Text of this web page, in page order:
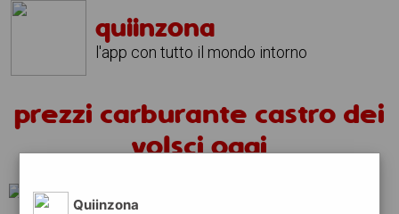
quiinzona
l'app con tutto il mondo intorno
prezzi carburante castro dei
volsci oggi
Quiinzona